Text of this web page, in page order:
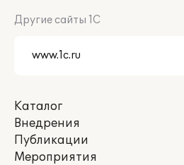
Другие сайты 1С
Каталог
Внедрения
Публикации
Мероприятия